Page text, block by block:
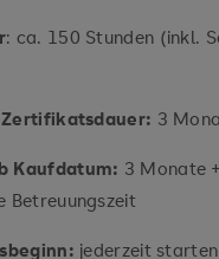
: ca. 150 Stunden (inkl.
3
Kaufdatum: 3 Monate
Betreuungszeit
jederzeit starten